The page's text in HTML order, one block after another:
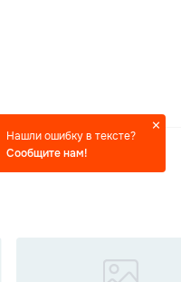
Нашли ошибку в тексте?
Сообщите нам!